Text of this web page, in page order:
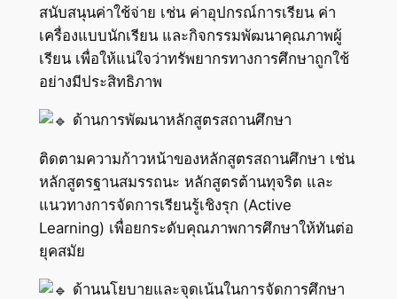
สนับสนุนค่าใช้จ่าย เช่น ค่าอุปกรณ์การเรียน ค่า
เครื่องแบบนักเรียน และกิจกรรมพัฒนาคุณภาพผู้
เรียน เพื่อให้แน่ใจว่าทรัพยากรทางการศึกษาถูกใช้
อย่างมีประสิทธิภาพ
ด้านการพัฒนาหลักสูตรสถานศึกษา
ติดตามความก้าวหน้าของหลักสูตรสถานศึกษา เช่น
หลักสูตรฐานสมรรถนะ หลักสูตรต้านทุจริต และ
แนวทางการจัดการเรียนรู้เชิงรุก (Active
Learning) เพื่อยกระดับคุณภาพการศึกษาให้ทันต่อ
ยุคสมัย
ด้านนโยบายและจุดเน้นในการจัดการศึกษา